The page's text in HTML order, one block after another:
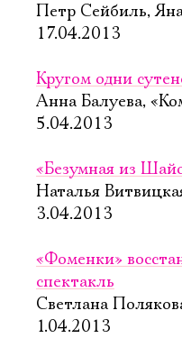
Петр Сейбиль,
17.04.2013
Кругом одни
Анна Балуева,
5.04.2013
«Безумная из
Наталья
3.04.2013
«Фоменки»
спектакль
Светлана
1.04.2013